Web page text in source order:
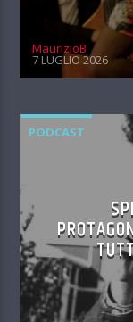
MaurizioB
7 LUGLIO 2026
PODCAST